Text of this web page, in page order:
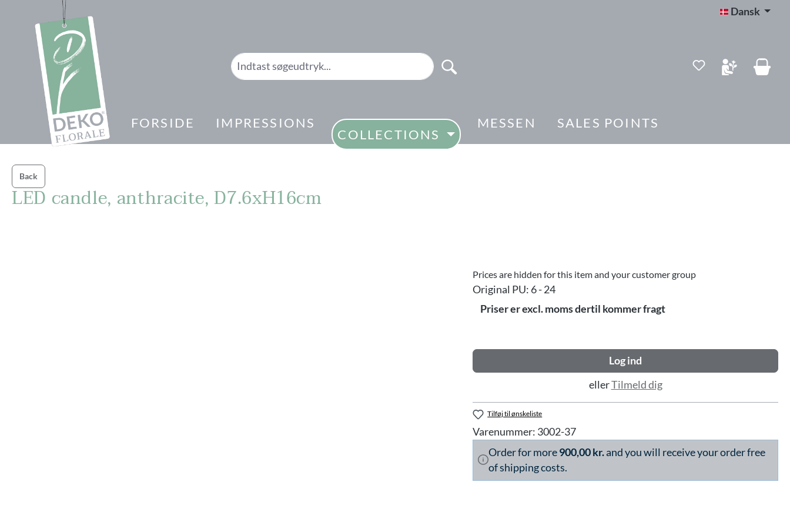
Gå til hovednavigation Dansk
Du har 0
FORSIDE IMPRESSIONS
COLLECTIONS
MESSEN SALES POINTS
Back
LED candle, anthracite, D7.6xH16cm
Prices are hidden for this item and your customer group
Original PU: 6 - 24
Priser er excl. moms dertil kommer fragt
Log ind
ellerTilmeld dig
Tilføj til ønskeliste
Varenummer: 3002-37
Order for more900,00 kr.and you will receive your order free
of shipping costs.